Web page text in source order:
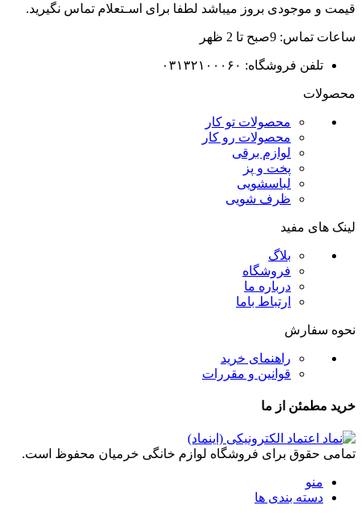
قیمت و موجودی بروز میباشد لطفا برای اسـتعلام تماس نگیرید.
ساعات تماس: 9صبح تا 2 ظهر
تلفن فروشگاه: ۰۳۱۳۲۱۰۰۰۶۰
محصولات
محصولات تو کار
محصولات رو کار
لوازم برقی
پخت و پز
لباسشویی
ظرف شویی
لینک های مفید
بلاگ
فروشگاه
درباره ما
ارتباط باما
نحوه سفارش
راهنمای خرید
قوانین و مقررات
خرید مطمئن از ما
تمامی حقوق برای فروشگاه لوازم خانگی خرمیان محفوظ است.
منو
دسته بندی ها